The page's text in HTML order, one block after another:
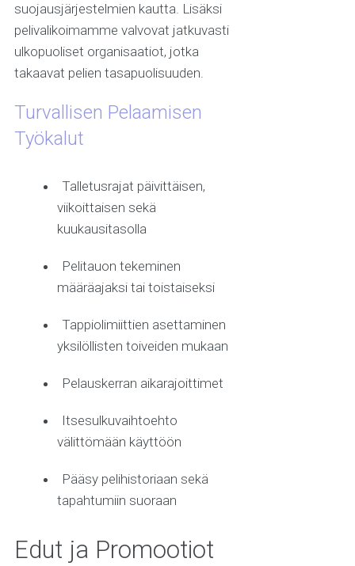
suojausjärjestelmien kautta. Lisäksi
pelivalikoimamme valvovat jatkuvasti
ulkopuoliset organisaatiot, jotka
takaavat pelien tasapuolisuuden.
Turvallisen Pelaamisen
Työkalut
Talletusrajat päivittäisen,
viikoittaisen sekä
kuukausitasolla
Pelitauon tekeminen
määräajaksi tai toistaiseksi
Tappiolimiittien asettaminen
yksilöllisten toiveiden mukaan
Pelauskerran aikarajoittimet
Itsesulkuvaihtoehto
välittömään käyttöön
Pääsy pelihistoriaan sekä
tapahtumiin suoraan
Edut ja Promootiot